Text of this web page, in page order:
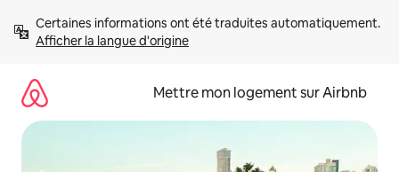
directement
Afficher la langue d'origine
Mettre mon logement sur Airbnb